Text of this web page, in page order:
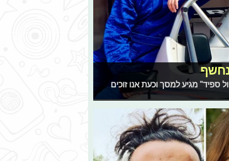
נחשף
מגיע למסך וכעת אנו זוכים